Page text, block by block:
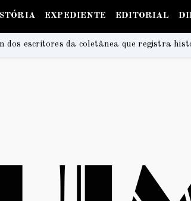
EXPEDIENTE EDITORIAL
que registra histórias e memórias do Guará